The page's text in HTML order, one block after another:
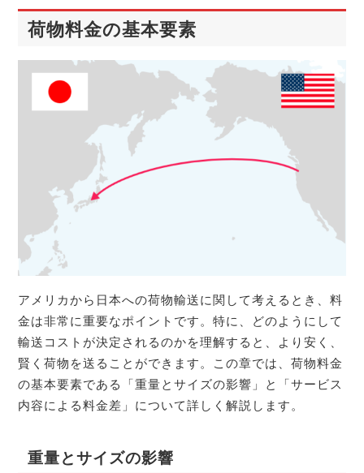
荷物料金の基本要素
アメリカから日本への荷物輸送に関して考えるとき、料
金は非常に重要なポイントです。特に、どのようにして
輸送コストが決定されるのかを理解すると、より安く、
賢く荷物を送ることができます。この章では、荷物料金
の基本要素である「重量とサイズの影響」と「サービス
内容による料金差」について詳しく解説します。
重量とサイズの影響